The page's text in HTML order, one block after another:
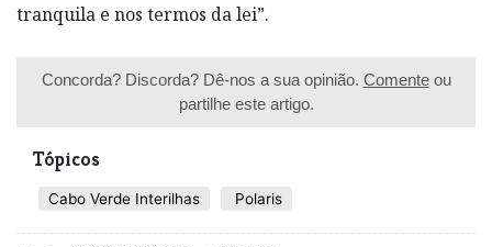
tranquila e nos termos da lei”.
Concorda? Discorda? Dê-nos a sua opinião. Comenteou
partilhe este artigo.
Tópicos
Cabo Verde Interilhas Polaris